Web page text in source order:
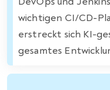
wichtigen CI/CD-
erstreckt sich KI-
gesamtes